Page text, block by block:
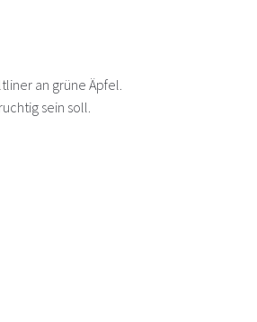
an grüne Äpfel.
sein soll.